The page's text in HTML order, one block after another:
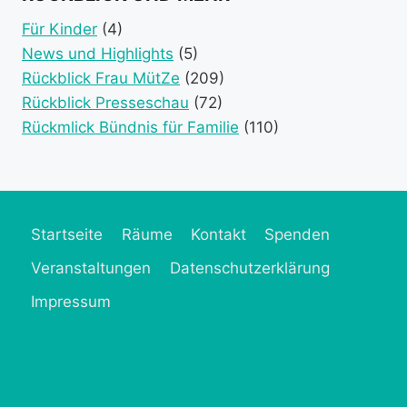
Für Kinder (4)
News und Highlights (5)
Rückblick Frau MütZe (209)
Rückblick Presseschau (72)
Rückmlick Bündnis für Familie (110)
Startseite Räume Kontakt
Spenden
Veranstaltungen
Datenschutzerklärung
Impressum